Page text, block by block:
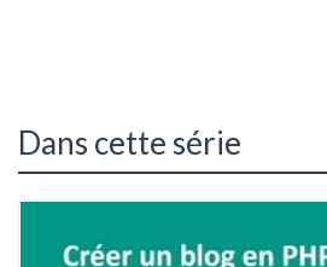
Dans cette série